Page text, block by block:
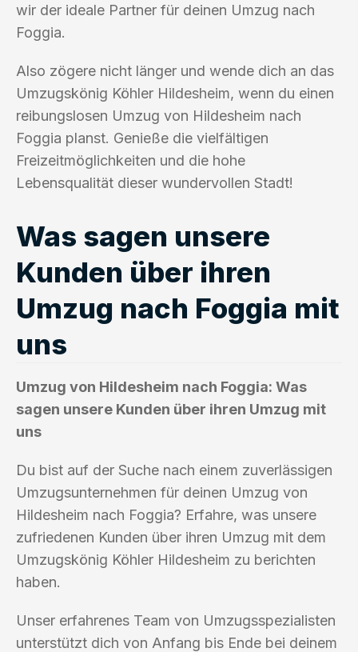
wir der ideale Partner für deinen Umzug nach
Foggia.
Also zögere nicht länger und wende dich an das
Umzugskönig Köhler Hildesheim, wenn du einen
reibungslosen Umzug von Hildesheim nach
Foggia planst. Genieße die vielfältigen
Freizeitmöglichkeiten und die hohe
Lebensqualität dieser wundervollen Stadt!
Was sagen unsere
Kunden über ihren
Umzug nach Foggia mit
uns
Umzug von Hildesheim nach Foggia: Was
sagen unsere Kunden über ihren Umzug mit
uns
Du bist auf der Suche nach einem zuverlässigen
Umzugsunternehmen für deinen Umzug von
Hildesheim nach Foggia? Erfahre, was unsere
zufriedenen Kunden über ihren Umzug mit dem
Umzugskönig Köhler Hildesheim zu berichten
haben.
Unser erfahrenes Team von Umzugsspezialisten
unterstützt dich von Anfang bis Ende bei deinem